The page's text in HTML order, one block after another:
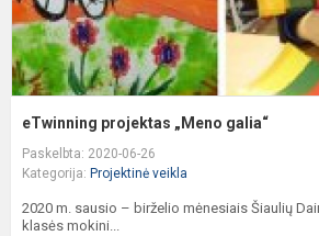
eTwinning projektas „Meno galia“
Paskelbta: 2020-06-26
Kategorija: Projektinė veikla
2020 m. sausio – birželio mėnesiais Šiaulių
klasės mokini...